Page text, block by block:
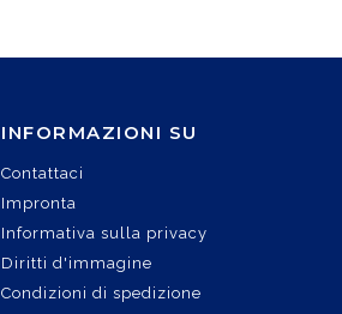
INFORMAZIONI SU
Contattaci
Impronta
Informativa sulla privacy
Diritti d'immagine
Condizioni di spedizione